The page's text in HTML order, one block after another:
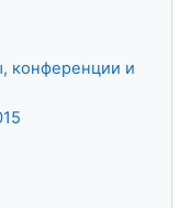
конференции и